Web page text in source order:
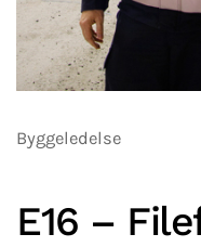
Byggeledelse
E16 –